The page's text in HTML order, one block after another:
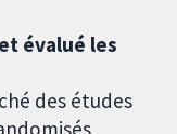
évalué les
des études